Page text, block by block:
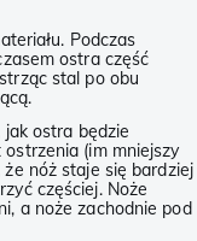
Podczas
ostra część
stal po obu
ostra będzie
(im mniejszy
nóż staje się bardziej
częściej. Noże
a noże zachodnie pod